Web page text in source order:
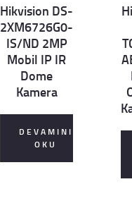
Det
ails
Hikvision DS-
2XM6726G0-
IS/ND 2MP
Mobil IP IR
Dome
Kamera
DEVAMINI
OKU
Det